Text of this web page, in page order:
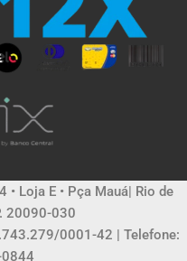
• Loja E • Pça Mauá| Rio de
20090-030
0001-42 | Telefone: